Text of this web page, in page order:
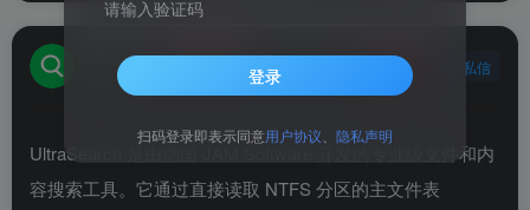
UltraSearch
8年前发布
关注 私信
UltraSearch 是由德国 JAM Software 开发的专业级文件和内
容搜索工具。它通过直接读取 NTFS 分区的主文件表
请输入验证码
登录
扫码登录即表示同意用户协议 隐私声明